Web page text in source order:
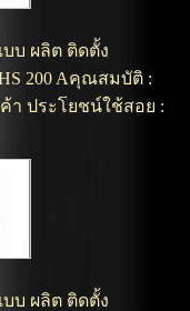
บบ ผลิต ติดตั้ง
200 Aคุณสมบัติ :
า ประโยชน์ใช้สอย :
บบ ผลิต ติดตั้ง